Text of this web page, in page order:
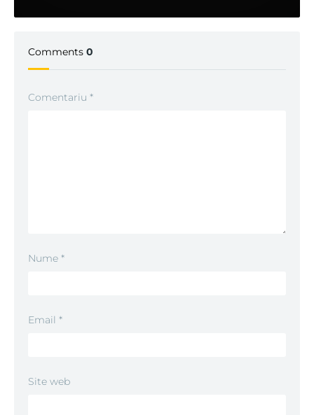
Comments 0
Comentariu *
Nume *
Email *
Site web